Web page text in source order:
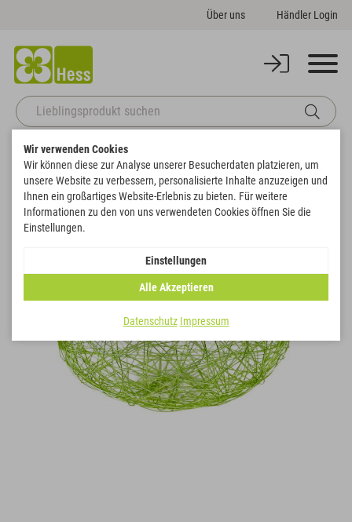
Über uns Händler Login
Startseite Deko Accessoires
Zurück zur Artikelübersicht
SALE
Wir verwenden Cookies
Wir können diese zur Analyse unserer Besucherdaten platzieren, um
unsere Website zu verbessern, personalisierte Inhalte anzuzeigen und
Ihnen ein großartiges Website-Erlebnis zu bieten. Für weitere
Informationen zu den von uns verwendeten Cookies öffnen Sie die
Einstellungen.
Einstellungen
Alle Akzeptieren
Datenschutz Impressum